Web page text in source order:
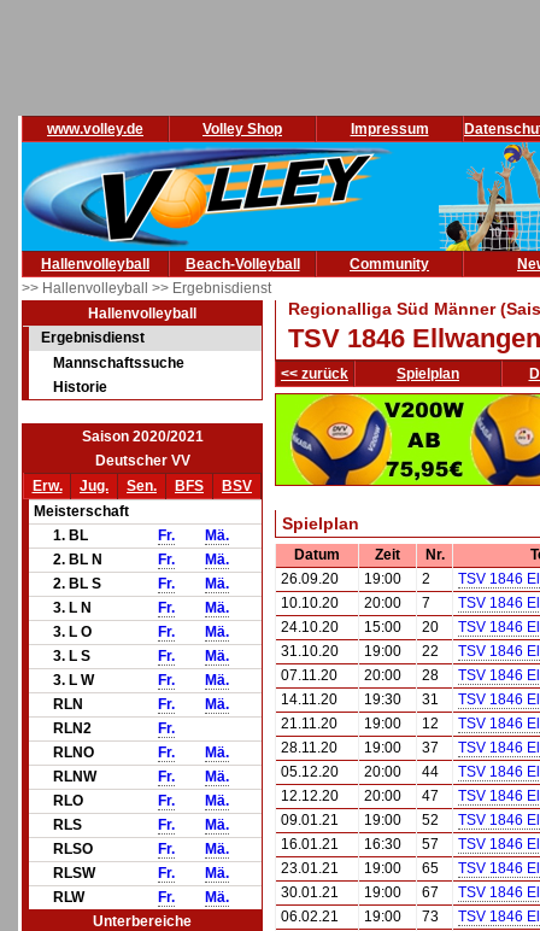
www.volley.de Volley Shop Impressum
Hallenvolleyball Beach-Volleyball Community
>> Hallenvolleyball >> Ergebnisdienst
Hallenvolleyball
Ergebnisdienst
Mannschaftssuche
Historie
Saison 2020/2021
Deutscher VV
Erw.
Jug. Sen. BFS
BSV
Meisterschaft
1. BL
Fr.
Mä.
2. BL N
Fr.
Mä.
2. BL S
Fr.
Mä.
3. L N
Fr.
Mä.
3. L O
Fr.
Mä.
3. L S
Fr.
Mä.
3. L W
Fr.
Mä.
RLN
Fr.
Mä.
RLN2
Fr.
RLNO
Fr.
Mä.
RLNW
Fr.
Mä.
RLO
Fr.
Mä.
RLS
Fr.
Mä.
RLSO
Fr.
Mä.
RLSW
Fr.
Mä.
RLW
Fr.
Mä.
Unterbereiche
Regionalliga Süd Männer
TSV 1846 Ellwangen
<< zurück Spielplan
Spielplan
Datum Zeit Nr.
26.09.20
19:00 2
TSV 1846
10.10.20
20:00 7
TSV 1846
24.10.20
15:00 20
TSV 1846
31.10.20
19:00 22
TSV 1846
07.11.20
20:00 28
TSV 1846
14.11.20
19:30 31
TSV 1846
21.11.20
19:00 12
TSV 1846
28.11.20
19:00 37
TSV 1846
05.12.20
20:00 44
TSV 1846
12.12.20
20:00 47
TSV 1846
09.01.21
19:00 52
TSV 1846
16.01.21
16:30 57
TSV 1846
23.01.21
19:00 65
TSV 1846
30.01.21
19:00 67
TSV 1846
06.02.21
19:00 73
TSV 1846